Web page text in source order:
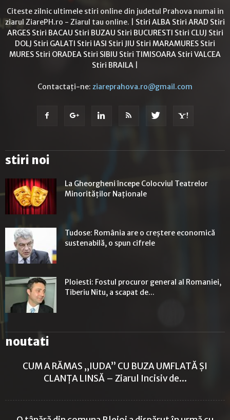
Citeste zilnic ultimele stiri online din judetul Prahova numai in
ziarul ZiarePH.ro - Ziarul tau online. | Stiri ALBA Stiri ARAD Stiri
ARGES Stiri BACAU Stiri BUZAU Stiri BUCURESTI Stiri CLUJ Stiri
DOLJ Stiri GALATI Stiri IASI Stiri JIU Stiri MARAMURES Stiri
MURES Stiri ORADEA Stiri SIBIU Stiri TIMISOARA Stiri VALCEA
Stiri BRAILA
Contactați-ne: ziareprahova.ro@gmail.com
stiri noi
La Gheorgheni începe Colocviul Teatrelor
Minorităţilor Naţionale
Tudose: România are o creștere economică
sustenabilă, o spun cifrele
Ploiesti: Fostul procuror general al Romaniei,
Tiberiu Nitu, a scapat de...
noutati
CUM A RĂMAS „IUDA” CU BUZA UMFLATĂ ȘI
CLANȚA LINSĂ – Ziarul Incisiv de...